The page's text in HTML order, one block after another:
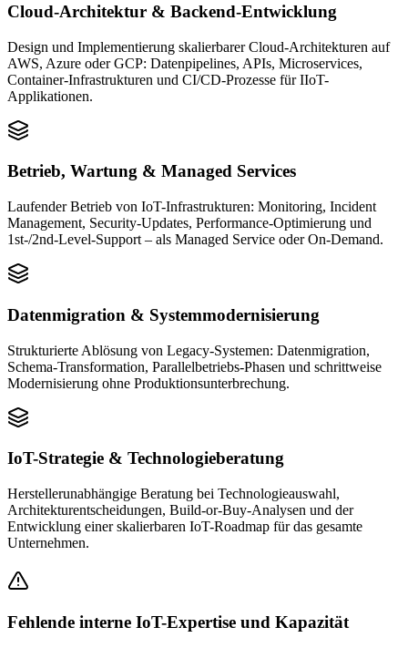
Cloud-Architektur & Backend-Entwicklung
Design und Implementierung skalierbarer Cloud-Architekturen auf
AWS, Azure oder GCP: Datenpipelines, APIs, Microservices,
Container-Infrastrukturen und CI/CD-Prozesse für IIoT-
Applikationen.
Betrieb, Wartung & Managed Services
Laufender Betrieb von IoT-Infrastrukturen: Monitoring, Incident
Management, Security-Updates, Performance-Optimierung und
1st-/2nd-Level-Support – als Managed Service oder On-Demand.
Datenmigration & Systemmodernisierung
Strukturierte Ablösung von Legacy-Systemen: Datenmigration,
Schema-Transformation, Parallelbetriebs-Phasen und schrittweise
Modernisierung ohne Produktionsunterbrechung.
IoT-Strategie & Technologieberatung
Herstellerunabhängige Beratung bei Technologieauswahl,
Architekturentscheidungen, Build-or-Buy-Analysen und der
Entwicklung einer skalierbaren IoT-Roadmap für das gesamte
Unternehmen.
Fehlende interne IoT-Expertise und Kapazität